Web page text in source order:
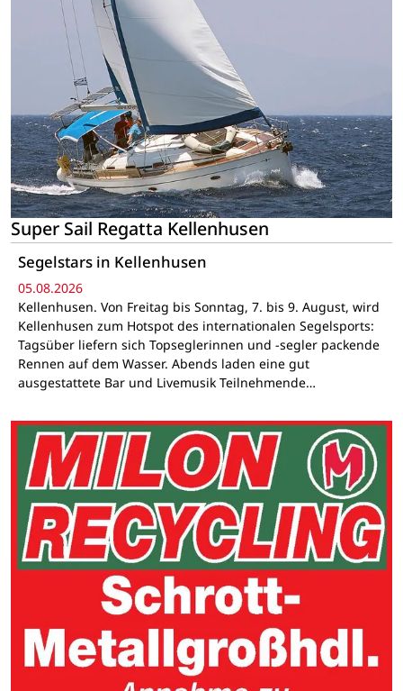
Super Sail Regatta Kellenhusen
Segelstars in Kellenhusen
05.08.2026
Kellenhusen. Von Freitag bis Sonntag, 7. bis 9. August, wird
Kellenhusen zum Hotspot des internationalen Segelsports:
Tagsüber liefern sich Topseglerinnen und -segler packende
Rennen auf dem Wasser. Abends laden eine gut
ausgestattete Bar und Livemusik Teilnehmende…